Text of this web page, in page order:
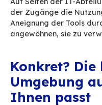
Allgemeinen erst
Mail-Adresse
übrigens oft als
Kunden,
Bedürfnisse der
Asynchronismus
Sie Ihre